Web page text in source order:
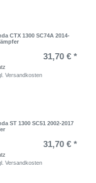
CTX 1300 SC74A 2014-
31,70 € *
Versandkosten
ST 1300 SC51 2002-2017
31,70 € *
Versandkosten